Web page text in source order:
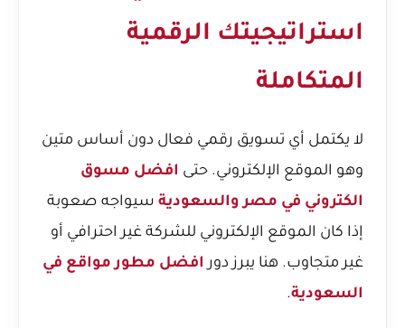
استراتيجيتك الرقمية
المتكاملة
لا يكتمل أي تسويق رقمي فعال دون أساس متين
وهو الموقع الإلكتروني. حتى افضل مسوق
الكتروني في مصر والسعودية سيواجه صعوبة
إذا كان الموقع الإلكتروني للشركة غير احترافي أو
غير متجاوب. هنا يبرز دور افضل مطور مواقع في
السعودية.